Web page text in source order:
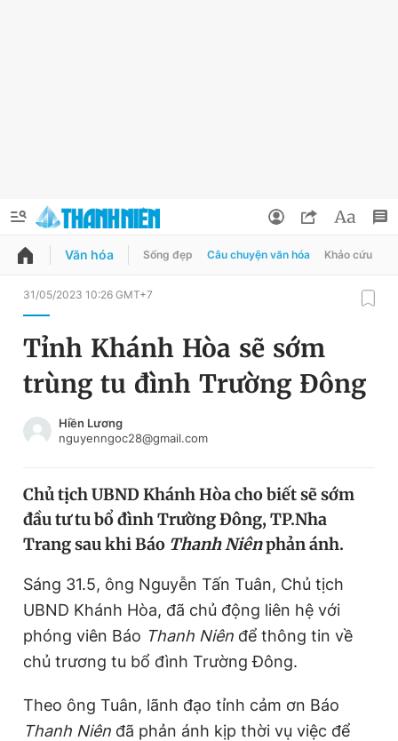
QUẢNG CÁO
Chuyên mục
Chuyên mục khác
Tin thị trường Tin 360
Sản phẩm khác
Tiện ích Bạn cần biết
Thông tin tòa soạn Liên hệ quảng cáo
Đổi mật khẩu
Tin đã lưu
Tin đã xem
Đăng xuất
Văn hóa Sống đẹp Câu chuyện văn hóa Khảo cứu
31/05/2023 10:26 GMT+7
Tỉnh Khánh Hòa sẽ sớm
trùng tu đình Trường Đông
Hiền Lương
nguyenngoc28@gmail.com
Chủ tịch UBND Khánh Hòa cho biết sẽ sớm
đầu tư tu bổ đình Trường Đông, TP.Nha
Trang sau khiBáo Thanh Niênphản ánh.
Sáng 31.5, ông Nguyễn Tấn Tuân, Chủ tịch
UBND Khánh Hòa, đã chủ động liên hệ với
phóng viên Báo Thanh Niên để thông tin về
chủ trương tu bổ đình Trường Đông.
Theo ông Tuân, lãnh đạo tỉnh cảm ơn Báo
Thanh Niên đã phản ánh kịp thời vụ việc để